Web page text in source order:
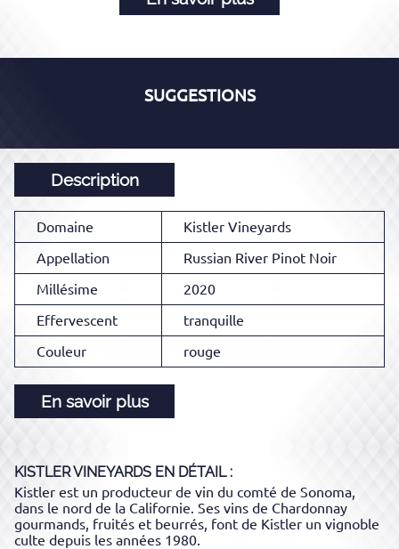
SUGGESTIONS
Description
Domaine
Kistler Vineyards
Appellation
Russian River Pinot Noir
Millésime
2020
Effervescent
tranquille
Couleur
rouge
En savoir plus
KISTLER VINEYARDS EN DÉTAIL :
Kistler est un producteur de vin du comté de Sonoma,
dans le nord de la Californie. Ses vins de Chardonnay
gourmands, fruités et beurrés, font de Kistler un vignoble
culte depuis les années 1980.